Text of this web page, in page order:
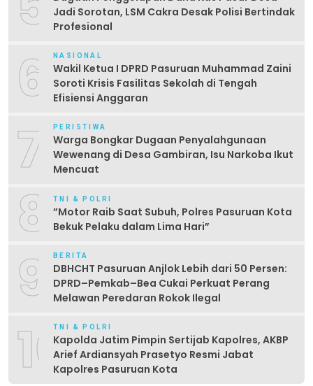
Jadi Sorotan, LSM Cakra Desak Polisi Bertindak
Profesional
6 NASIONAL
Wakil Ketua I DPRD Pasuruan Muhammad Zaini
Soroti Krisis Fasilitas Sekolah di Tengah
Efisiensi Anggaran
7 PERISTIWA
Warga Bongkar Dugaan Penyalahgunaan
Wewenang di Desa Gambiran, Isu Narkoba Ikut
Mencuat
8 TNI & POLRI
‎”Motor Raib Saat Subuh, Polres Pasuruan Kota
Bekuk Pelaku dalam Lima Hari” ‎
9 BERITA
DBHCHT Pasuruan Anjlok Lebih dari 50 Persen:
DPRD–Pemkab–Bea Cukai Perkuat Perang
Melawan Peredaran Rokok Ilegal
10TNI & POLRI
Kapolda Jatim Pimpin Sertijab Kapolres, AKBP
Arief Ardiansyah Prasetyo Resmi Jabat
Kapolres Pasuruan Kota